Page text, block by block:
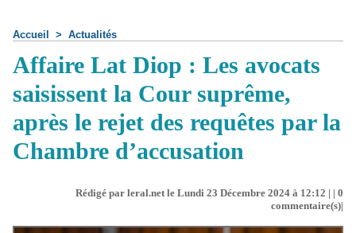
Accueil > Actualités
Affaire Lat Diop : Les avocats
saisissent la Cour suprême,
après le rejet des requêtes par la
Chambre d’accusation
Rédigé par leral.net le Lundi 23 Décembre 2024 à 12:12 | | 0
commentaire(s)|